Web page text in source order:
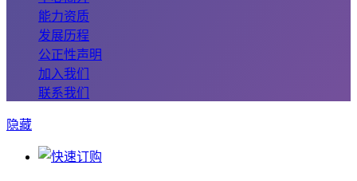
能力资质
发展历程
公正性声明
加入我们
联系我们
隐藏